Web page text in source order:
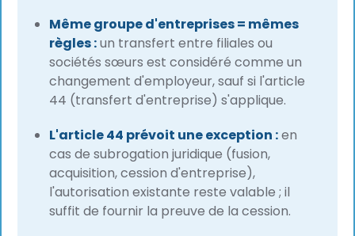
Même groupe d'entreprises = mêmes
règles :un transfert entre filiales ou
sociétés sœurs est considéré comme un
changement d'employeur, sauf si l'article
44 (transfert d'entreprise) s'applique.
L'article 44 prévoit une exception :en
cas de subrogation juridique (fusion,
acquisition, cession d'entreprise),
l'autorisation existante reste valable ; il
suffit de fournir la preuve de la cession.